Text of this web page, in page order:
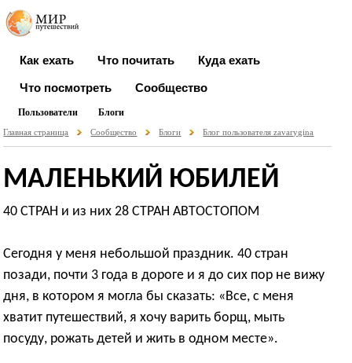
Как ехать Что почитать Куда ехать
Что посмотреть Сообщество
Пользователи Блоги
Главная страница Сообщество Блоги Блог пользователя zavarygina
МАЛЕНЬКИЙ ЮБИЛЕЙ
40 СТРАН и из них 28 СТРАН АВТОСТОПОМ
Сегодня у меня небольшой праздник. 40 стран
позади, почти 3 года в дороге и я до сих пор не вижу
дня, в котором я могла бы сказать: «Все, с меня
хватит путешествий, я хочу варить борщ, мыть
посуду, рожать детей и жить в одном месте».